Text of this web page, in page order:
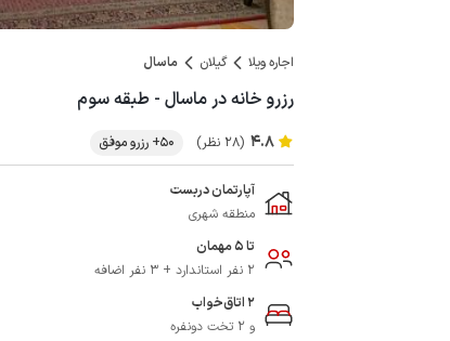
اجاره ویلا گیلان ماسال
رزرو خانه در ماسال - طبقه سوم
4.8 (28 نظر) 50+ رزرو موفق
آپارتمان دربست
منطقه شهری
تا 5 مهمان
2 نفر استاندارد + 3 نفر اضافه
2 اتاق‌خواب
و 2 تخت دونفره